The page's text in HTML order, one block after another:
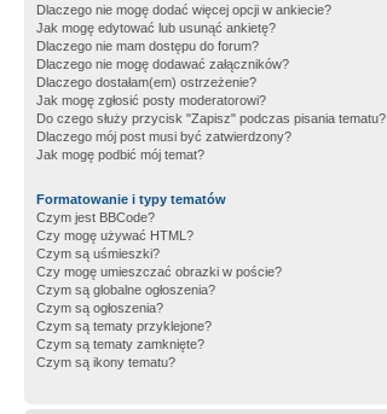
Dlaczego nie mogę dodać więcej opcji w ankiecie?
Jak mogę edytować lub usunąć ankietę?
Dlaczego nie mam dostępu do forum?
Dlaczego nie mogę dodawać załączników?
Dlaczego dostałam(em) ostrzeżenie?
Jak mogę zgłosić posty moderatorowi?
Do czego służy przycisk "Zapisz" podczas pisania tematu?
Dlaczego mój post musi być zatwierdzony?
Jak mogę podbić mój temat?
Formatowanie i typy tematów
Czym jest BBCode?
Czy mogę używać HTML?
Czym są uśmieszki?
Czy mogę umieszczać obrazki w poście?
Czym są globalne ogłoszenia?
Czym są ogłoszenia?
Czym są tematy przyklejone?
Czym są tematy zamknięte?
Czym są ikony tematu?